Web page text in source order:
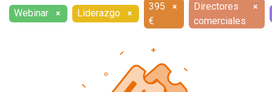
Webinar × Liderazgo ×
395
€
×
Directores
comerciales
×